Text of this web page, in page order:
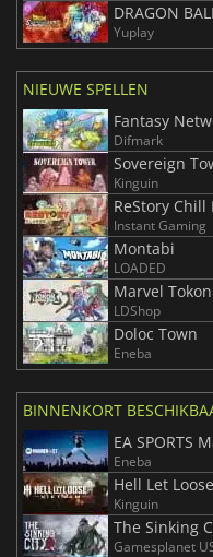
Yuplay
NIEUWE SPELLEN
Fantasy
Difmark
Sovereign
Kinguin
ReStory
Instant Gaming
Montabi
LOADED
Marvel
LDShop
Doloc Town
Eneba
BINNENKORT
EA SPORTS
Eneba
Hell Let
Kinguin
The Sinking
Gamesplanet